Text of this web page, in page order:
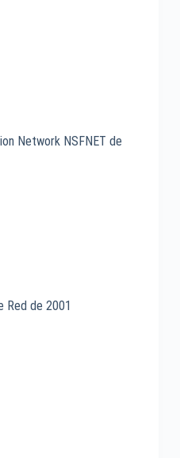
Network NSFNET de
Red de 2001